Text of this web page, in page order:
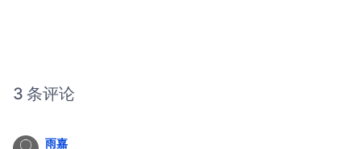
3 条评论
雨嘉